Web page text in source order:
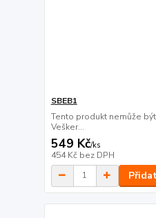
SBEB1
Tento produkt nemůže
Vešker...
549 Kč/ks
454 Kč bez DPH